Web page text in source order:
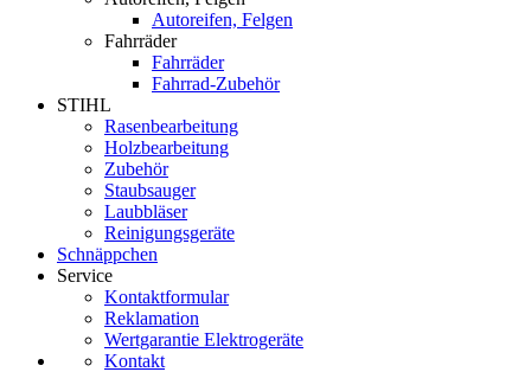
Autoreifen, Felgen
Fahrräder
Fahrräder
Fahrrad-Zubehör
STIHL
Rasenbearbeitung
Holzbearbeitung
Zubehör
Staubsauger
Laubbläser
Reinigungsgeräte
Schnäppchen
Service
Kontaktformular
Reklamation
Wertgarantie Elektrogeräte
Kontakt